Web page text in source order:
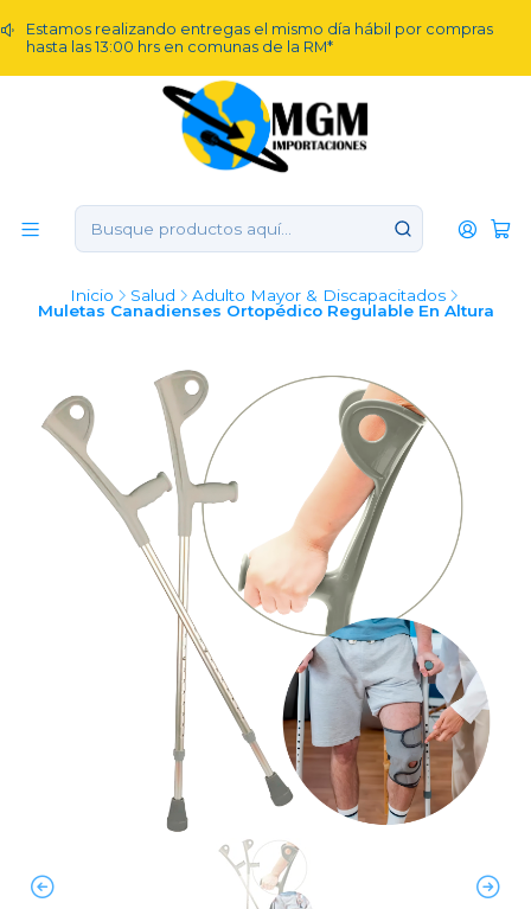
Estamos realizando entregas el mismo día hábil por compras
hasta las 13:00 hrs en comunas de la RM*
Inicio Salud
Adulto Mayor & Discapacitados
Muletas Canadienses Ortopédico Regulable En Altura